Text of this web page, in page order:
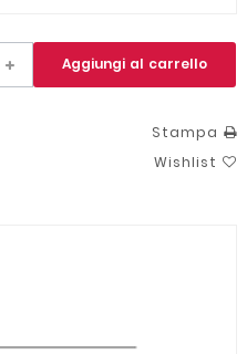
Aggiungi al carrello
Stampa
Wishlist